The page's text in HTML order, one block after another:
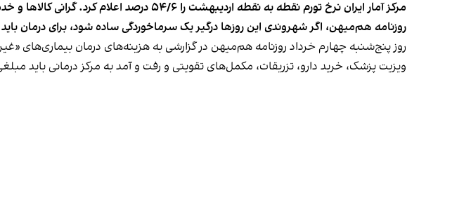
مرکز آمار ایران نرخ تورم نقطه به نقطه
روزنامه هم‌میهن، اگر شهروندی این روزها درگیر یک سرماخوردگی ساده شود، برای درمان
روز پنج‌شنبه چهارم خرداد روزنامه هم‌میهن در گزارشی به هزینه‌های درمان
ویزیت پزشک، خرید دارو، تزریقات، مکمل‌های تقویتی و رفت‌ و آمد به مرکز درمانی باید